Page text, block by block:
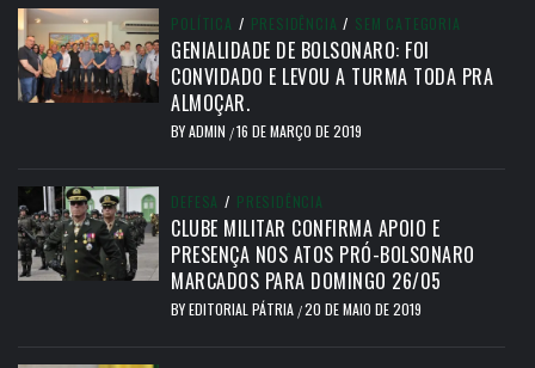
POLÍTICA / PRESIDÊNCIA / SEM CATEGORIA
GENIALIDADE DE BOLSONARO: FOI
CONVIDADO E LEVOU A TURMA TODA PRA
ALMOÇAR.
BYADMIN /16 DE MARÇO DE 2019
DEFESA / PRESIDÊNCIA
CLUBE MILITAR CONFIRMA APOIO E
PRESENÇA NOS ATOS PRÓ-BOLSONARO
MARCADOS PARA DOMINGO 26/05
BYEDITORIAL PÁTRIA /20 DE MAIO DE 2019